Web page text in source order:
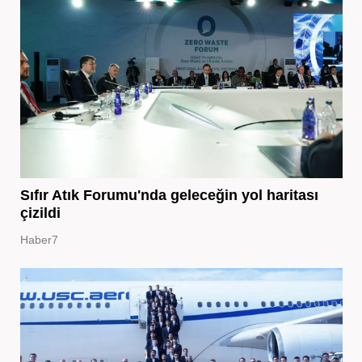
Sıfır Atık Forumu'nda geleceğin yol haritası
çizildi
Haber7